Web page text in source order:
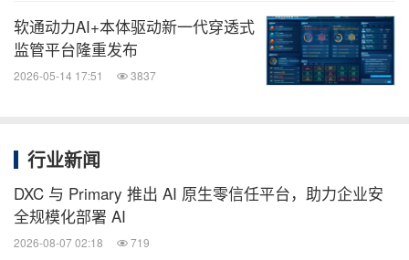
软通动力AI+本体驱动新一代穿透式
监管平台隆重发布
2026-05-14 17:51 3837
行业新闻
DXC 与 Primary 推出 AI 原生零信任平台，助力企业安
全规模化部署 AI
2026-08-07 02:18 719